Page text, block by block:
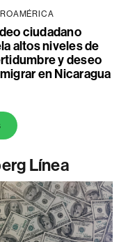
ciudadano
altos niveles de
y deseo
en Nicaragua
Línea